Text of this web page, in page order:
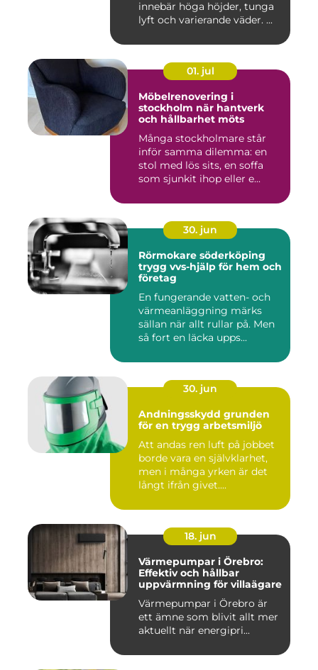
innebär höga höjder, tunga
lyft och varierande väder. ...
01. jul
Möbelrenovering i
stockholm när hantverk
och hållbarhet möts
Många stockholmare står
inför samma dilemma: en
stol med lös sits, en soffa
som sjunkit ihop eller e...
30. jun
Rörmokare söderköping
trygg vvs-hjälp för hem och
företag
En fungerande vatten- och
värmeanläggning märks
sällan när allt rullar på. Men
så fort en läcka upps...
30. jun
Andningsskydd grunden
för en trygg arbetsmiljö
Att andas ren luft på jobbet
borde vara en självklarhet,
men i många yrken är det
långt ifrån givet....
18. jun
Värmepumpar i Örebro:
Effektiv och hållbar
uppvärmning för villaägare
Värmepumpar i Örebro är
ett ämne som blivit allt mer
aktuellt när energipri...